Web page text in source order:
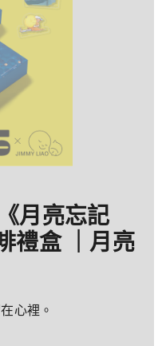
月亮忘記
禮盒 ｜月亮
心裡。